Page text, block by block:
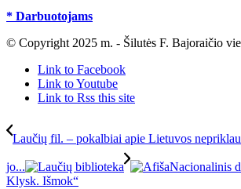
* Darbuotojams
© Copyright 2025 m. - Šilutės F. Bajoraičio
Link to Facebook
Link to Youtube
Link to Rss this site
Laučių fil. – pokalbiai apie Lietuvos
jo...
Nacionalinis
Klysk. Išmok“